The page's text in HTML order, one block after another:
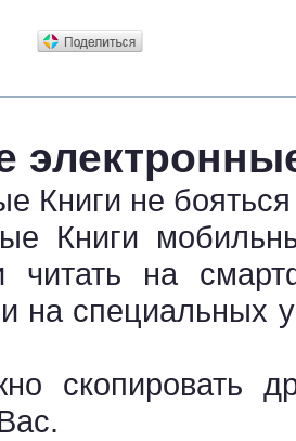
Книги не
Книги
читать на
на специальных
скопировать